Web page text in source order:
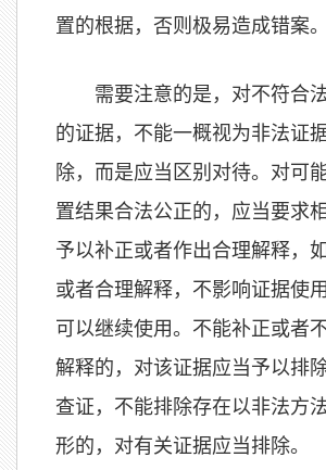
置的根据，否则极易造成错案。
需要注意的是，对不符合
的证据，不能一概视为非法证
除，而是应当区别对待。对可
置结果合法公正的，应当要求
予以补正或者作出合理解释，
或者合理解释，不影响证据使
可以继续使用。不能补正或者
解释的，对该证据应当予以排
查证，不能排除存在以非法方
形的，对有关证据应当排除。